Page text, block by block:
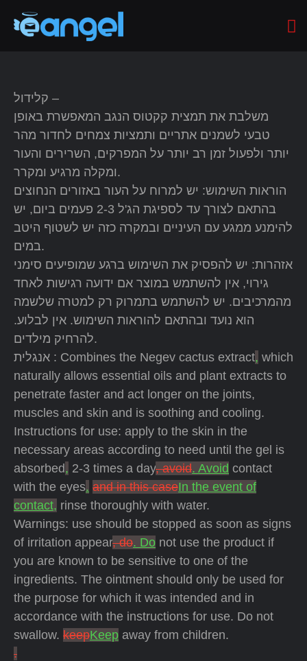
קלידול –
משלבת את תמצית קקטוס הנגב המאפשרת באופן
טבעי לשמנים אתריים ותמציות צמחים לחדור מהר
יותר ולפעול זמן רב יותר על המפרקים, השרירים והעור
ומקלה מרגיע ומקרר.
הוראות השימוש: יש למרוח על העור באזורים הנחוצים
בהתאם לצורך עד לספיגת הג'ל 2-3 פעמים ביום, יש
להימנע ממגע עם העיניים ובמקרה כזה יש לשטוף היטב
במים.
אזהרות: יש להפסיק את השימוש ברגע שמופיעים סימני
גירוי, אין להשתמש במוצר אם ידועה רגישות לאחד
מהמרכיבים. יש להשתמש בתמרוק רק למטרה שלשמה
הוא נועד ובהתאם להוראות השימוש. אין לבלוע.
להרחיק מילדים.
אנגלית : Combines the Negev cactus extract, which
naturally allows essential oils and plant extracts to
penetrate faster and act longer on the joints,
muscles and skin and is soothing and cooling.
Instructions for use: apply to the skin in the
necessary areas according to need until the gel is
absorbed, 2-3 times a day, avoid. Avoid contact
with the eyes. and in this caseIn the event of
contact, rinse thoroughly with water.
Warnings: use should be stopped as soon as signs
of irritation appear, do. Do not use the product if
you are known to be sensitive to one of the
ingredients. The ointment should only be used for
the purpose for which it was intended and in
accordance with the instructions for use. Do not
swallow. keepKeep away from children.
.